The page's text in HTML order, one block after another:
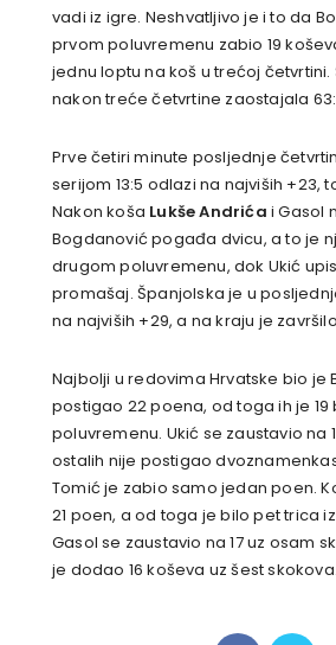
vadi iz igre. Neshvatljivo je i to da
prvom poluvremenu zabio 19
jednu loptu na koš u trećoj četvrtini.
nakon treće četvrtine zaostajala
Prve četiri minute posljednje
serijom 13:5 odlazi na najviših +23,
Nakon koša Lukše Andrića i Gasol
Bogdanović pogađa dvicu, a to je
drugom poluvremenu, dok Ukić
promašaj. Španjolska je u
na najviših +29, a na kraju je
Najbolji u redovima Hrvatske bio je
postigao 22 poena, od toga ih je 19
poluvremenu. Ukić se zaustavio na
ostalih nije postigao
Tomić je zabio samo jedan poen.
21 poen, a od toga je bilo pet trica
Gasol se zaustavio na 17 uz osam
je dodao 16 koševa uz šest skokova.